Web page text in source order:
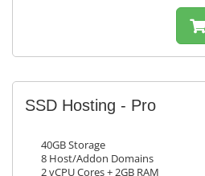
SSD Hosting - Pro
40GB Storage
8 Host/Addon Domains
2 vCPU Cores + 2GB RAM